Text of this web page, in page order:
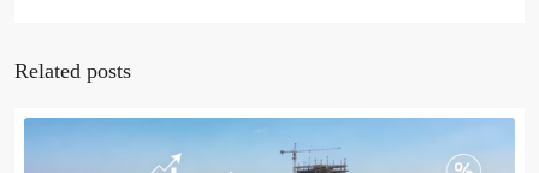
Related posts